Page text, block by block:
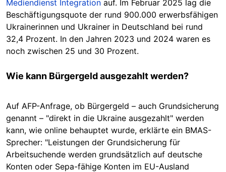
Mediendienst Integration auf. Im Februar 2025 lag die
Beschäftigungsquote der rund 900.000 erwerbsfähigen
Ukrainerinnen und Ukrainer in Deutschland bei rund
32,4 Prozent. In den Jahren 2023 und 2024 waren es
noch zwischen 25 und 30 Prozent.
Wie kann Bürgergeld ausgezahlt werden?
Auf AFP-Anfrage, ob Bürgergeld – auch Grundsicherung
genannt – "direkt in die Ukraine ausgezahlt" werden
kann, wie online behauptet wurde, erklärte ein BMAS-
Sprecher: "Leistungen der Grundsicherung für
Arbeitsuchende werden grundsätzlich auf deutsche
Konten oder Sepa-fähige Konten im EU-Ausland